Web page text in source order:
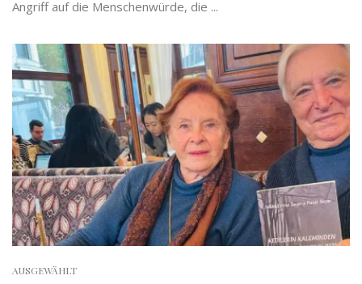
Angriff auf die Menschenwürde, die ...
AUSGEWÄHLT